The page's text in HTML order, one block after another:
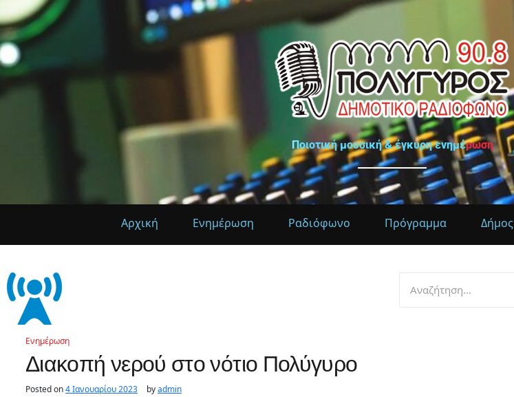
Ποιοτική μουσική & έγκυρη ενημέρωση
Αρχική Ενημέρωση Ραδιόφωνο Πρόγραμμα Δήμος
Ενημέρωση
Διακοπή νερού στο νότιο Πολύγυρο
Posted on4 Ιανουαρίου 2023 byadmin